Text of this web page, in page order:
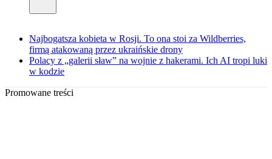
Najbogatsza kobieta w Rosji. To ona stoi za Wildberries,
firmą atakowaną przez ukraińskie drony
Polacy z „galerii sław” na wojnie z hakerami. Ich AI tropi luki
w kodzie
Promowane treści